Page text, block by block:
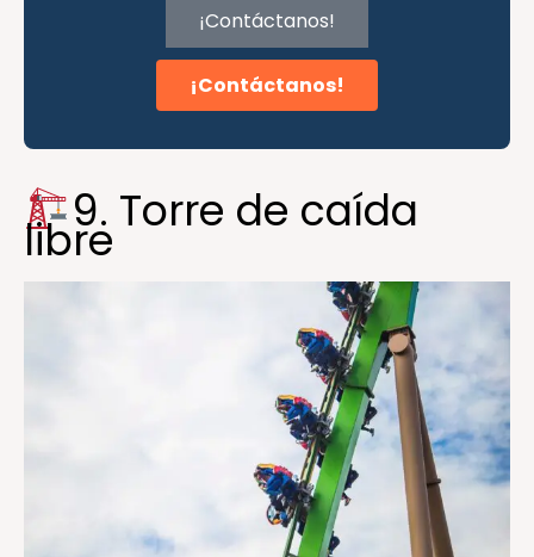
¡Contáctanos!
¡Contáctanos!
9. Torre de caída
libre